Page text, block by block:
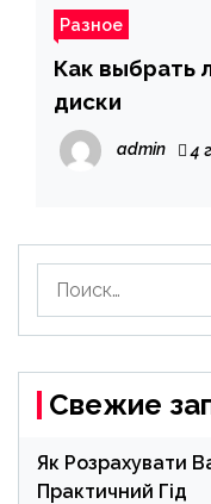
Разное
Как выбрать
диски
admin 4
Свежие
Як Розрахувати
Практичний Гід